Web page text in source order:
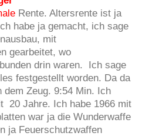
Rente. Altersrente ist ja
habe ja gemacht, ich sage
mit
gearbeitet, wo
drin waren. Ich sage
festgestellt worden. Da da
dem Zeug. 9:54 Min. Ich
20 Jahre. Ich habe 1966 mit
war ja die Wunderwaffe
ja Feuerschutzwaffen